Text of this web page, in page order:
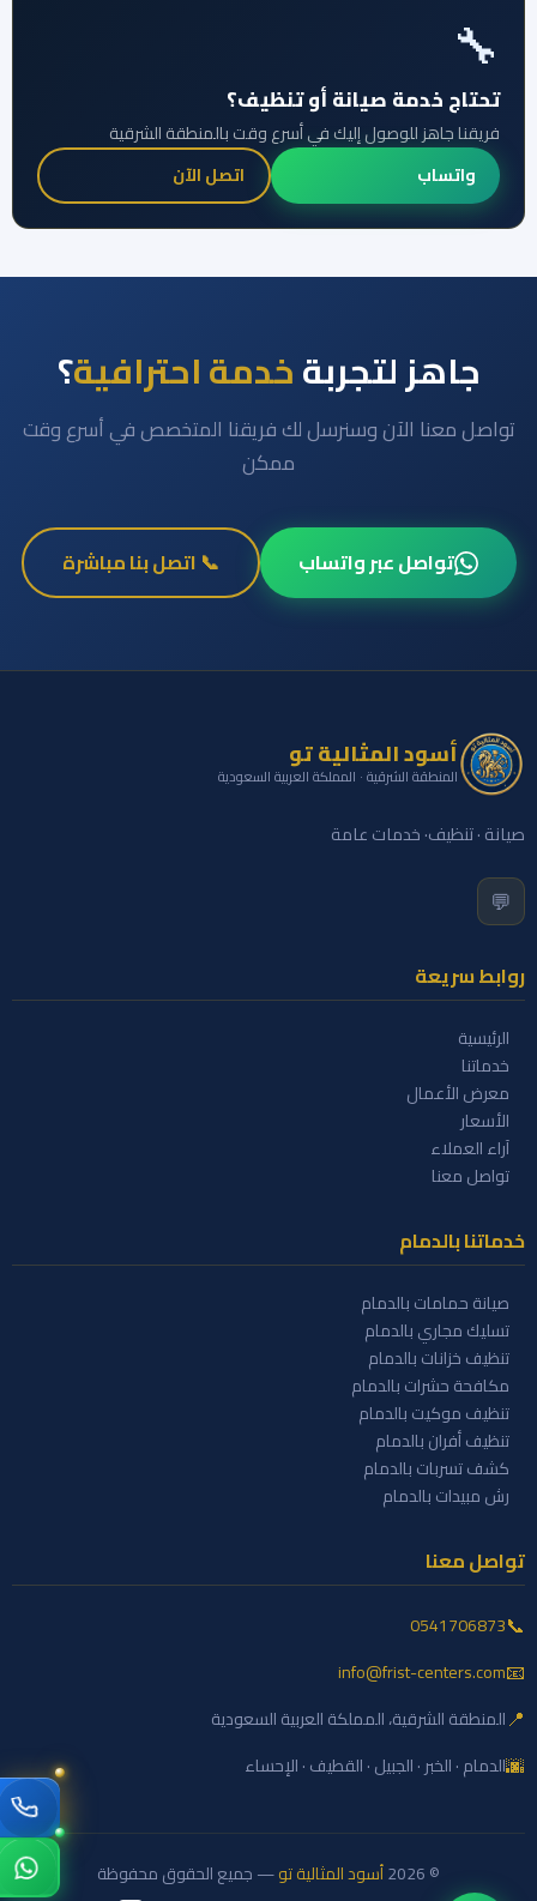
🔧
تحتاج خدمة صيانة أو تنظيف؟
فريقنا جاهز للوصول إليك في أسرع وقت بالمنطقة الشرقية
واتساب
اتصل الآن
جاهز لتجربةخدمة احترافية؟
تواصل معنا الآن وسنرسل لك فريقنا المتخصص في أسرع وقت
ممكن
تواصل عبر واتساب 📞 اتصل بنا مباشرة
أسود المثالية تو
المنطقة الشرقية · المملكة العربية السعودية
صيانة · تنظيف· خدمات عامة
💬
روابط سريعة
الرئيسية
خدماتنا
معرض الأعمال
الأسعار
آراء العملاء
تواصل معنا
خدماتنا بالدمام
صيانة حمامات بالدمام
تسليك مجاري بالدمام
تنظيف خزانات بالدمام
مكافحة حشرات بالدمام
تنظيف موكيت بالدمام
تنظيف أفران بالدمام
كشف تسربات بالدمام
رش مبيدات بالدمام
تواصل معنا
📞
0541706873
📧
info@frist-centers.com
📍المنطقة الشرقية، المملكة العربية السعودية
🌆الدمام · الخبر · الجبيل · القطيف · الإحساء
© 2026 أسود المثالية تو— جميع الحقوق محفوظة